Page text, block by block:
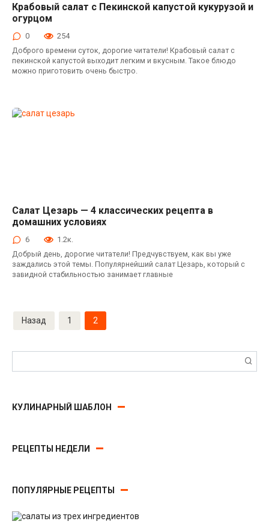
Крабовый салат с Пекинской капустой кукурузой и
огурцом
0
254
Доброго времени суток, дорогие читатели! Крабовый салат с
пекинской капустой выходит легким и вкусным. Такое блюдо
можно приготовить очень быстро.
Салаты с курицей
Салат Цезарь — 4 классических рецепта в
домашних условиях
6
1.2к.
Добрый день, дорогие читатели! Предчувствуем, как вы уже
заждались этой темы. Популярнейший салат Цезарь, который с
завидной стабильностью занимает главные
Пагинация
записей
Назад 1 2
КУЛИНАРНЫЙ ШАБЛОН
РЕЦЕПТЫ НЕДЕЛИ
ПОПУЛЯРНЫЕ РЕЦЕПТЫ